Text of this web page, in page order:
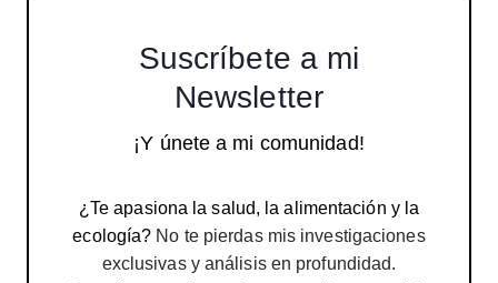
Suscríbete a mi
Newsletter
¡Y únete a mi comunidad!
¿Te apasiona la salud, la alimentación y la
ecología? No te pierdas mis investigaciones
exclusivas y análisis en profundidad.